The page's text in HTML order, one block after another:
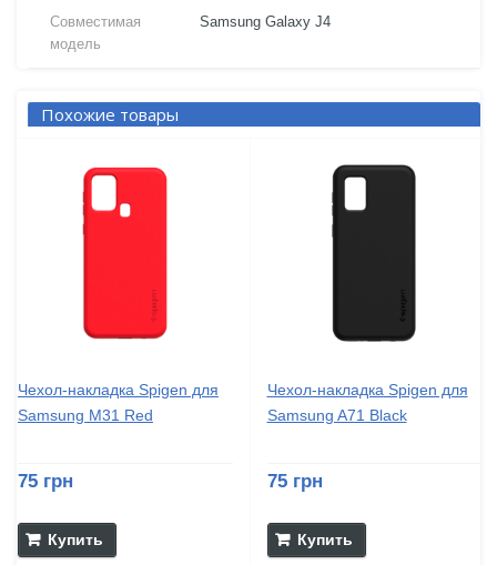
Совместимая
модель
Samsung Galaxy J4
Похожие товары
Чехол-накладка Spigen для
Samsung M31 Red
75 грн
Купить
Чехол-накладка Spigen для
Samsung A71 Black
75 грн
Купить